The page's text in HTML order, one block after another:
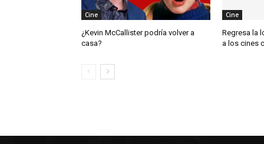
Cine
¿Kevin McCallister podría volver a
casa?
Cine
Regresa la
a los cines